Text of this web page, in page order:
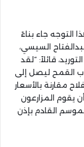
جاء بناءً
السيسي،
قائلاً: “لقد
القمح ليصل إلى
مقارنة بالأسعار
يقوم المزارعون
القادم بإذن